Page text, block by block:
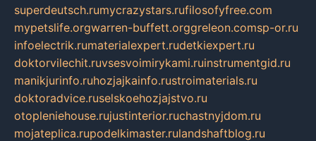
superdeutsch.rumycrazystars.rufilosofyfree.com
mypetslife.orgwarren-buffett.orggreleon.comsp-or.ru
infoelectrik.rumaterialexpert.rudetkiexpert.ru
doktorvilechit.ruvsesvoimirykami.ruinstrumentgid.ru
manikjurinfo.ruhozjajkainfo.rustroimaterials.ru
doktoradvice.ruselskoehozjajstvo.ru
otopleniehouse.rujustinterior.ruchastnyjdom.ru
mojateplica.rupodelkimaster.rulandshaftblog.ru